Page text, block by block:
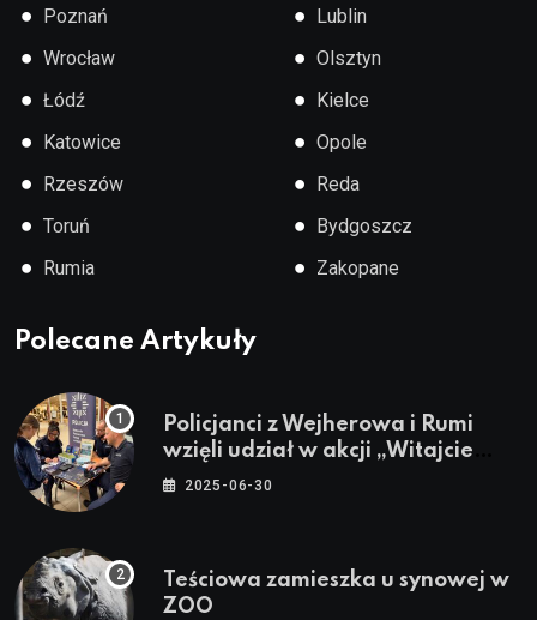
● Poznań
● Wrocław
● Łódź
● Katowice
● Rzeszów
● Toruń
● Rumia
● Lublin
● Olsztyn
● Kielce
● Opole
● Reda
● Bydgoszcz
● Zakopane
Polecane Artykuły
Policjanci z Wejherowa i Rumi
wzięli udział w akcji „Witajcie
Wakacje”
2025-06-30
Teściowa zamieszka u synowej w
ZOO